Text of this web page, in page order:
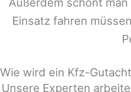
Einsatz fahren
Wie wird ein Kfz-
Unsere Experten